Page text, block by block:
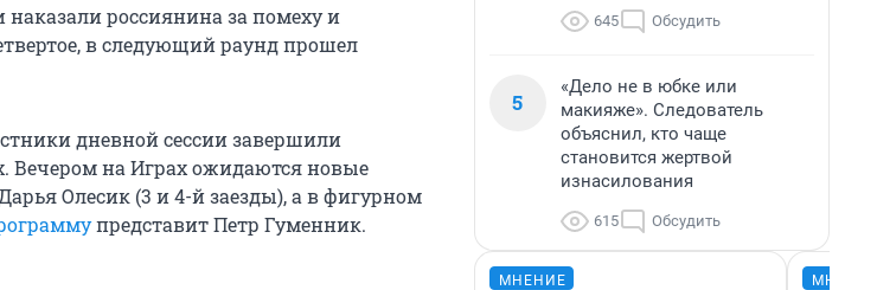
наказали россиянина за помеху и
в следующий раунд прошел
дневной сессии завершили
Вечером на Играх ожидаются новые
Олесик (3 и 4-й заезды), а в фигурном
представит Петр Гуменник.
645 Обсудить
5
«Дело не в юбке или
макияже». Следователь
объяснил, кто чаще
становится жертвой
изнасилования
615 Обсудить
МНЕНИЕ